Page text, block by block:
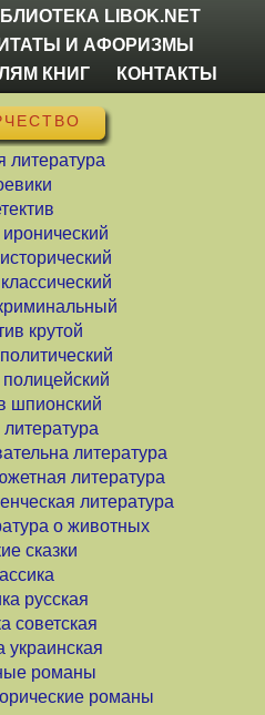
LIBOK.NET
И АФОРИЗМЫ
КНИГ
КОНТАКТЫ
литература
крутой
полицейский
шпионский
литература
литература
литература
литература
о животных
сказки
русская
советская
украинская
романы
романы